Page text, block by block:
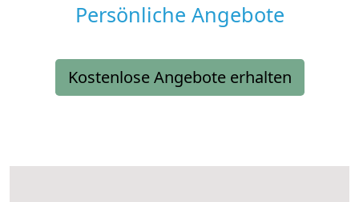
Persönliche Angebote
Kostenlose Angebote erhalten